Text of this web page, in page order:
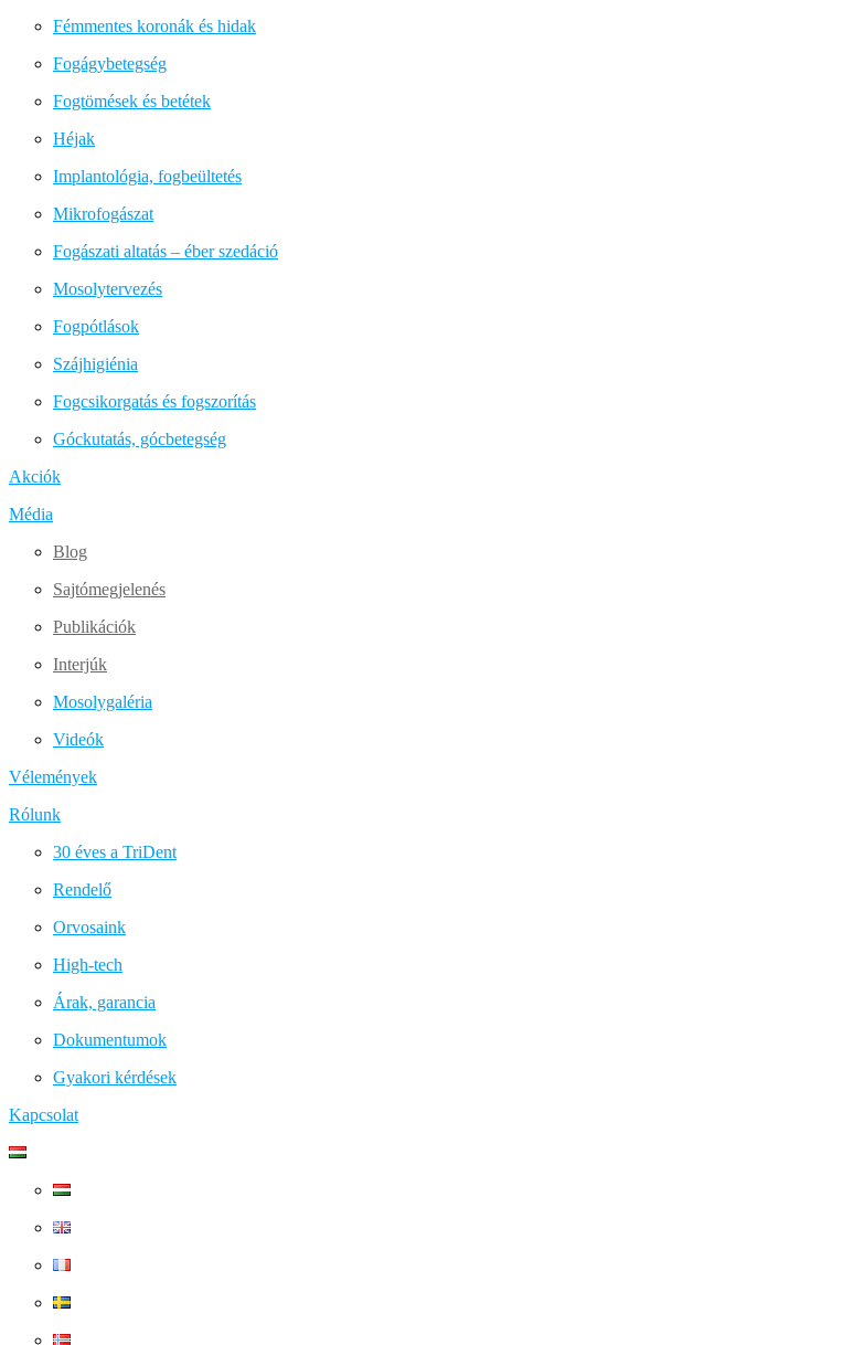
Fémmentes koronák és hidak
Fogágybetegség
Fogtömések és betétek
Héjak
Implantológia, fogbeültetés
Mikrofogászat
Fogászati altatás – éber szedáció
Mosolytervezés
Fogpótlások
Szájhigiénia
Fogcsikorgatás és fogszorítás
Góckutatás, gócbetegség
Akciók
Média
Blog
Sajtómegjelenés
Publikációk
Interjúk
Mosolygaléria
Videók
Vélemények
Rólunk
30 éves a TriDent
Rendelő
Orvosaink
High-tech
Árak, garancia
Dokumentumok
Gyakori kérdések
Kapcsolat